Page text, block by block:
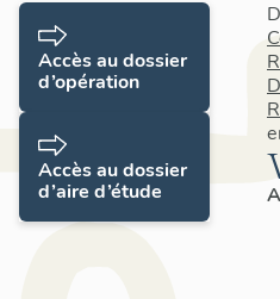
Accès au dossier
d’opération
Accès au dossier
d’aire d’étude